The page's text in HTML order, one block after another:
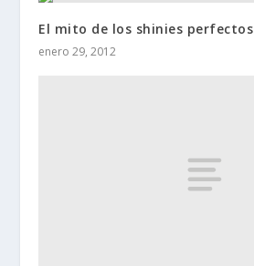
El mito de los shinies perfectos
enero 29, 2012